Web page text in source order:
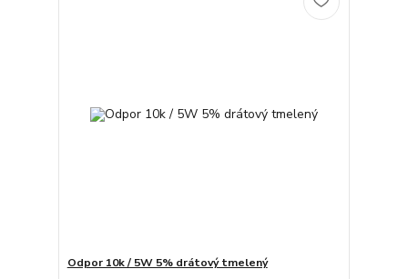
Odpor 10k / 5W 5% drátový tmelený